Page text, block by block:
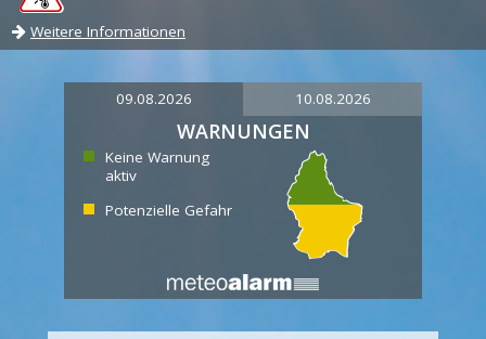
Weitere Informationen
09.08.2026 10.08.2026
WARNUNGEN
Keine Warnung
aktiv
Potenzielle Gefahr